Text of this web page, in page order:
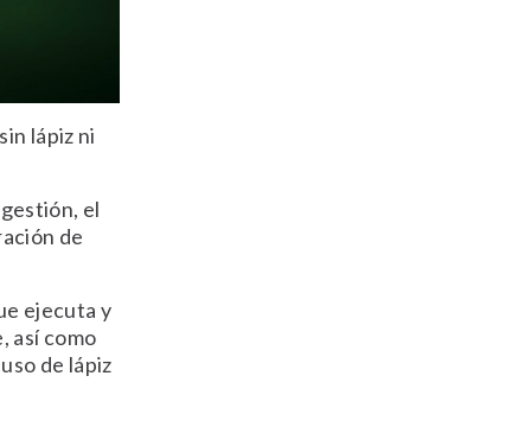
lápiz ni
el
de
ejecuta y
así como
de lápiz